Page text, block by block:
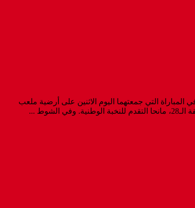
نظيره الإماراتي، بثلاثية نظيفة، في المباراة التي جمعتهما اليوم الاثنين على أرضية ملعب
...